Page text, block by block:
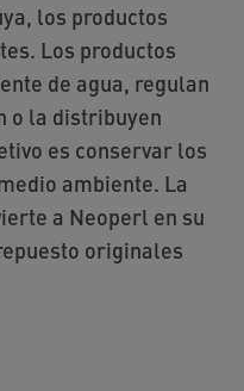
los productos
Los productos
de agua, regulan
o la distribuyen
es conservar los
ambiente. La
a Neoperl en su
originales